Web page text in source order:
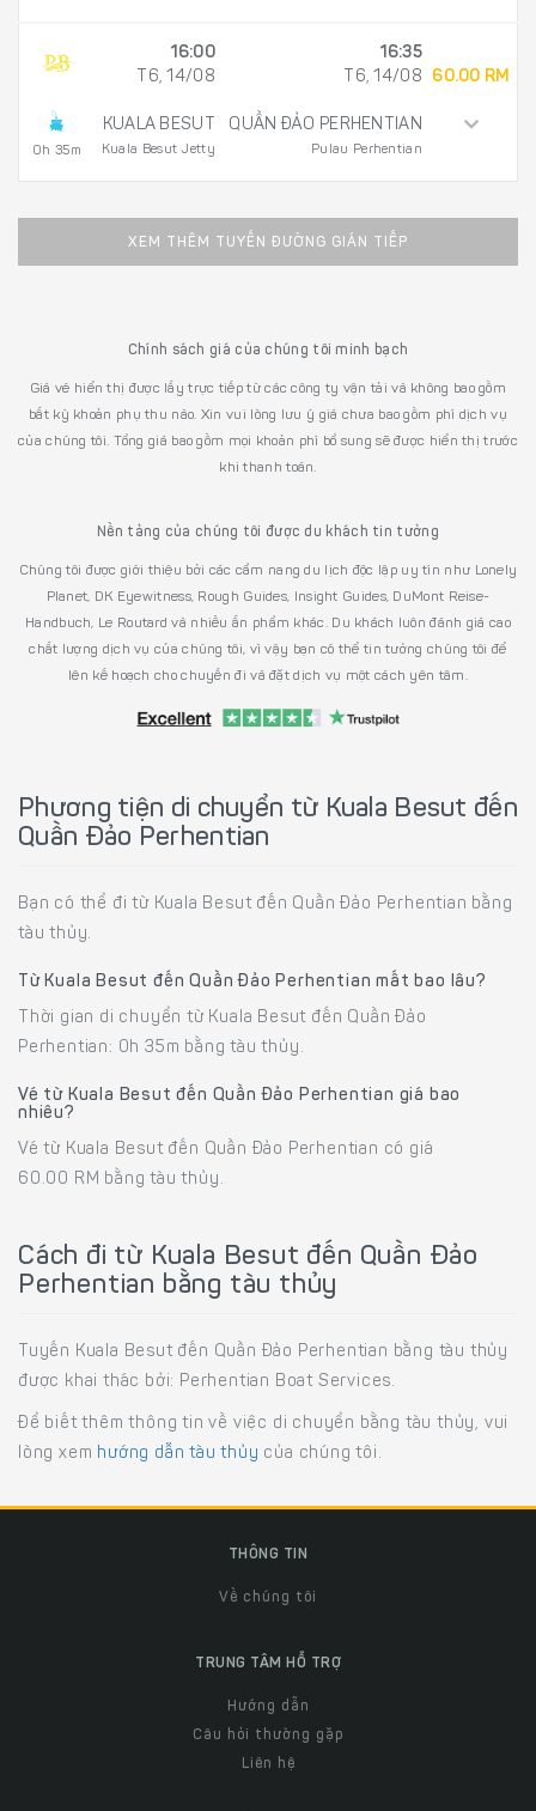
0h 35m
16:00
T6, 14/08
KUALA BESUT
Kuala Besut Jetty
16:35
T6, 14/08
QUẦN ĐẢO PERHENTIAN
Pulau Perhentian
60.00 RM
XEM THÊM TUYẾN ĐƯỜNG GIÁN TIẾP
Chính sách giá của chúng tôi minh bạch
Giá vé hiển thị được lấy trực tiếp từ các công ty vận tải và không bao gồm
bất kỳ khoản phụ thu nào. Xin vui lòng lưu ý giá chưa bao gồm phí dịch vụ
của chúng tôi. Tổng giá bao gồm mọi khoản phí bổ sung sẽ được hiển thị trước
khi thanh toán.
Nền tảng của chúng tôi được du khách tin tưởng
Chúng tôi được giới thiệu bởi các cẩm nang du lịch độc lập uy tín như Lonely
Planet, DK Eyewitness, Rough Guides, Insight Guides, DuMont Reise-
Handbuch, Le Routard và nhiều ấn phẩm khác. Du khách luôn đánh giá cao
chất lượng dịch vụ của chúng tôi, vì vậy bạn có thể tin tưởng chúng tôi để
lên kế hoạch cho chuyến đi và đặt dịch vụ một cách yên tâm.
Phương tiện di chuyển từ Kuala Besut đến
Quần Đảo Perhentian
Bạn có thể đi từ Kuala Besut đến Quần Đảo Perhentian bằng
tàu thủy.
Từ Kuala Besut đến Quần Đảo Perhentian mất bao lâu?
Thời gian di chuyển từ Kuala Besut đến Quần Đảo
Perhentian: 0h 35m bằng tàu thủy.
Vé từ Kuala Besut đến Quần Đảo Perhentian giá bao
nhiêu?
Vé từ Kuala Besut đến Quần Đảo Perhentian có giá
60.00 RM bằng tàu thủy.
Cách đi từ Kuala Besut đến Quần Đảo
Perhentian bằng tàu thủy
Tuyến Kuala Besut đến Quần Đảo Perhentian bằng tàu thủy
được khai thác bởi: Perhentian Boat Services.
Để biết thêm thông tin về việc di chuyển bằng tàu thủy, vui
lòng xem hướng dẫn tàu thủy của chúng tôi.
THÔNG TIN
Về chúng tôi
TRUNG TÂM HỖ TRỢ
Hướng dẫn
Câu hỏi thường gặp
Liên hệ